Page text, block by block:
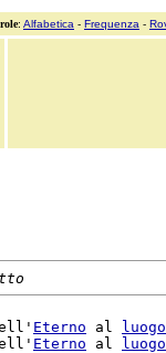
: Alfabetica - Frequenza -
Eterno al
luogo
Eterno al luogo